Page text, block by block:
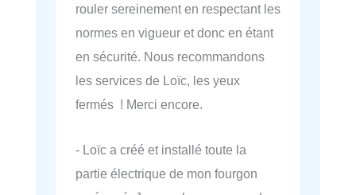
rouler sereinement en respectant les
normes en vigueur et donc en étant
en sécurité. Nous recommandons
les services de Loïc, les yeux
fermés ! Merci encore.
- Loïc a créé et installé toute la
partie électrique de mon fourgon